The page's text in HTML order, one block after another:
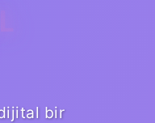
bir